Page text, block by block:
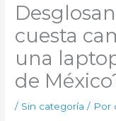
cuesta
una
de
/ Sin categoría / Por